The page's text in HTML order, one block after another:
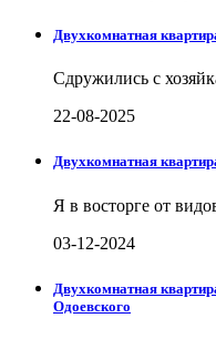
Двухкомнатная
Сдружились с
22-08-2025
Двухкомнатная
Я в восторге от
03-12-2024
Двухкомнатная
Одоевского